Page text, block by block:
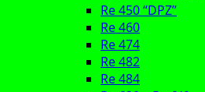
Re 450 “DPZ”
Re 460
Re 474
Re 482
Re 484